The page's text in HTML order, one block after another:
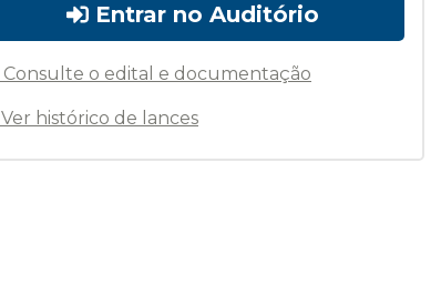
Entrar no Auditório
Consulte o edital e documentação
Ver histórico de lances